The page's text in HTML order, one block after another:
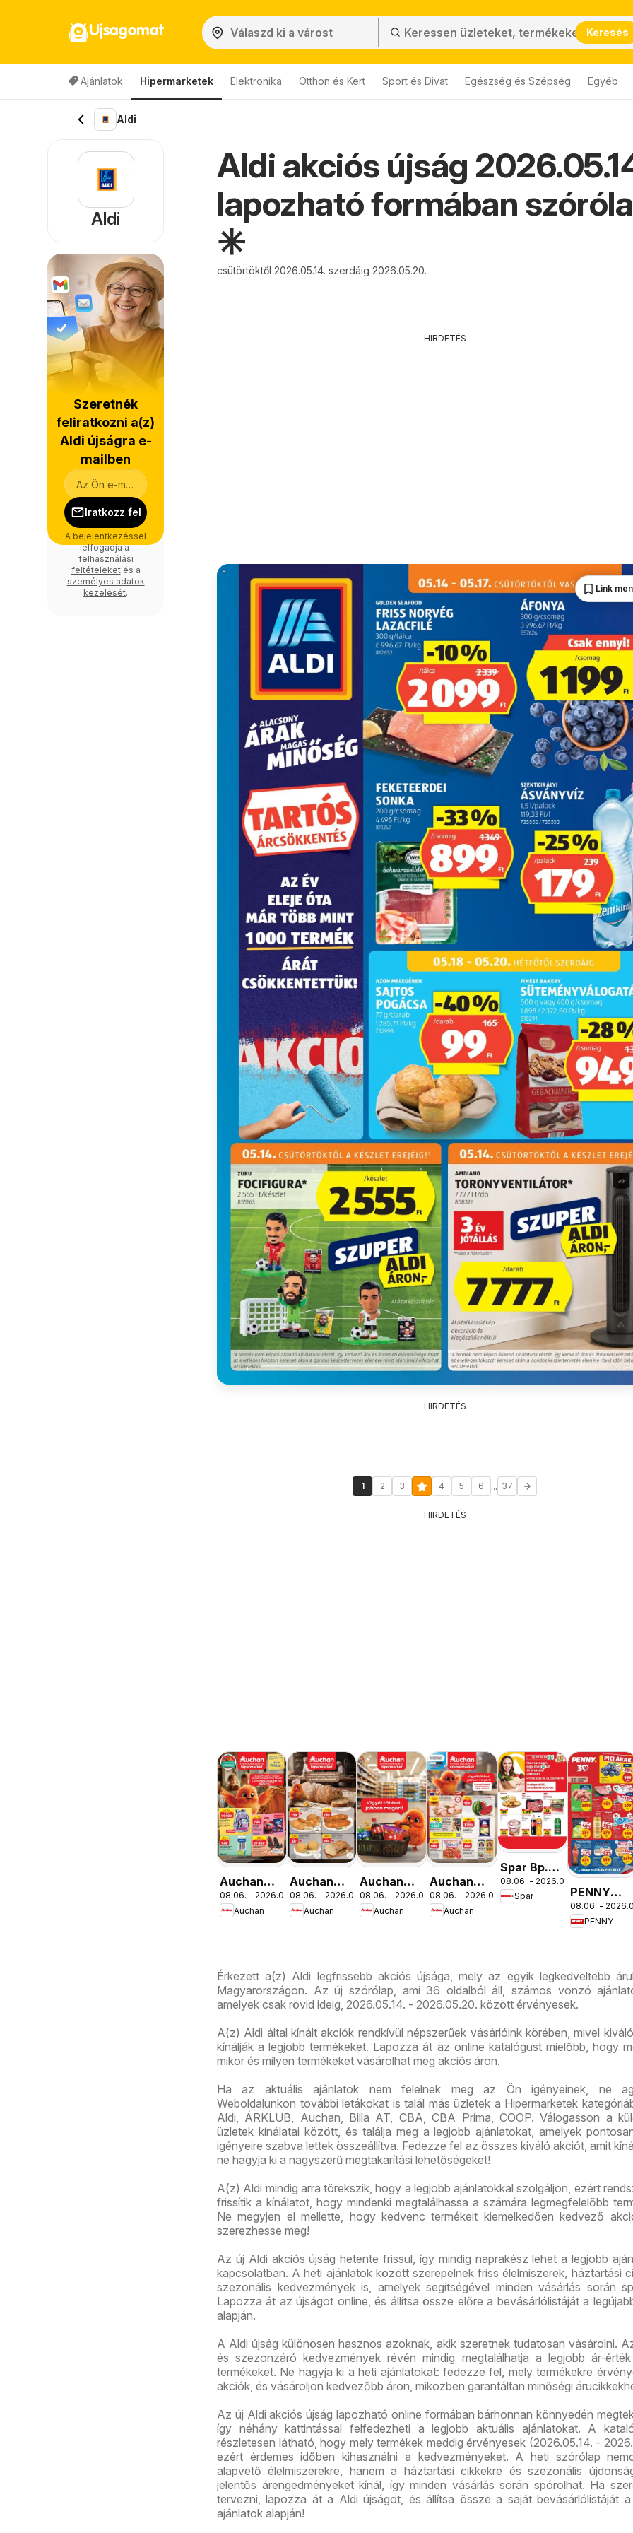
Ujsagomat Keresés
Ajánlatok Hipermarketek Elektronika Otthon és Kert Sport és Divat Egészség és Szépség Egyéb
Aldi
Aldi akciós újság
lapozható formában
✳️
csütörtöktől 2026.05.14. szerdáig 2026.05.20.
HIRDETÉS
Link
HIRDETÉS
1 2 3 4 5 6 ... 37
HIRDETÉS
Auchan
Iskolakezdés
ajánlatok
08.06. - 2026.08.19.
Auchan
Auchan
Pékség
ajánlataink
08.06. - 2026.08.12.
Auchan
Auchan
Mennyiségi
kedvezmény
08.06. - 2026.08.19.
Auchan
Auchan
Szupermarket
akciós
08.06. - 2026.08.12.
Auchan
Spar Bp.
XIII.
Országbíró
08.06. - 2026.08.12.
Spar
PENNY
aktuális
akciós
08.06. -
PENNY
Érkezett a(z) Aldi legfrissebb akciós újsága, mely az egyik legkedveltebb
Magyarországon. Az új szórólap, ami 36 oldalból áll, számos vonzó
amelyek csak rövid ideig, 2026.05.14. - 2026.05.20. között érvényesek.
A(z) Aldi által kínált akciók rendkívül népszerűek vásárlóink körében, mivel
kínálják a legjobb termékeket. Lapozza át az online katalógust mielőbb, hogy
mikor és milyen termékeket vásárolhat meg akciós áron.
Ha az aktuális ajánlatok nem felelnek meg az Ön igényeinek, ne
Weboldalunkon további letákokat is talál más üzletek a Hipermarketek
Aldi, ÁRKLUB, Auchan, Billa AT, CBA, CBA Príma, COOP. Válogasson a
üzletek kínálatai között, és találja meg a legjobb ajánlatokat, amelyek
igényeire szabva lettek összeállítva. Fedezze fel az összes kiváló akciót, amit
ne hagyja ki a nagyszerű megtakarítási lehetőségeket!
A(z) Aldi mindig arra törekszik, hogy a legjobb ajánlatokkal szolgáljon, ezért
frissítik a kínálatot, hogy mindenki megtalálhassa a számára legmegfelelőbb
Ne megyjen el mellette, hogy kedvenc termékeit kiemelkedően kedvező
szerezhesse meg!
Az új Aldi akciós újság hetente frissül, így mindig naprakész lehet a legjobb
kapcsolatban. A heti ajánlatok között szerepelnek friss élelmiszerek, háztartási
szezonális kedvezmények is, amelyek segítségével minden vásárlás során
Lapozza át az újságot online, és állítsa össze előre a bevásárlólistáját a
alapján.
A Aldi újság különösen hasznos azoknak, akik szeretnek tudatosan vásárolni.
és szezonzáró kedvezmények révén mindig megtalálhatja a legjobb ár-
termékeket. Ne hagyja ki a heti ajánlatokat: fedezze fel, mely termékekre
akciók, és vásároljon kedvezőbb áron, miközben garantáltan minőségi
Az új Aldi akciós újság lapozható online formában bárhonnan könnyedén
így néhány kattintással felfedezheti a legjobb aktuális ajánlatokat. A
részletesen látható, hogy mely termékek meddig érvényesek (2026.05.14. -
ezért érdemes időben kihasználni a kedvezményeket. A heti szórólap
alapvető élelmiszerekre, hanem a háztartási cikkekre és szezonális
jelentős árengedményeket kínál, így minden vásárlás során spórolhat. Ha
tervezni, lapozza át a Aldi újságot, és állítsa össze a saját bevásárlólistáját a
ajánlatok alapján!
Aldi
Szeretnék
feliratkozni a(z)
Aldi újságra e-
mailben
Iratkozz fel
A bejelentkezéssel
elfogadja a
felhasználási
feltételeketés a
személyes adatok
kezelését.